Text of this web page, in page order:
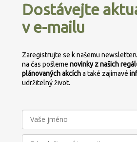
Dostávejte
v e-mailu
Zaregistrujte se k našemu
na čas pošleme novinky z našich
plánovanýchakcícha také zajímavé
udržitelný život.